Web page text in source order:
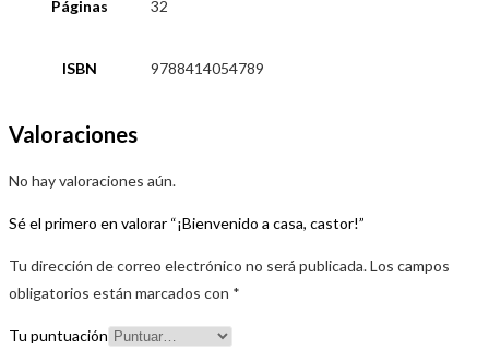
Páginas 32
ISBN 9788414054789
Valoraciones
No hay valoraciones aún.
Sé el primero en valorar “¡Bienvenido a casa, castor!”
Tu dirección de correo electrónico no será publicada.Los campos
obligatorios están marcados con *
Tu puntuación